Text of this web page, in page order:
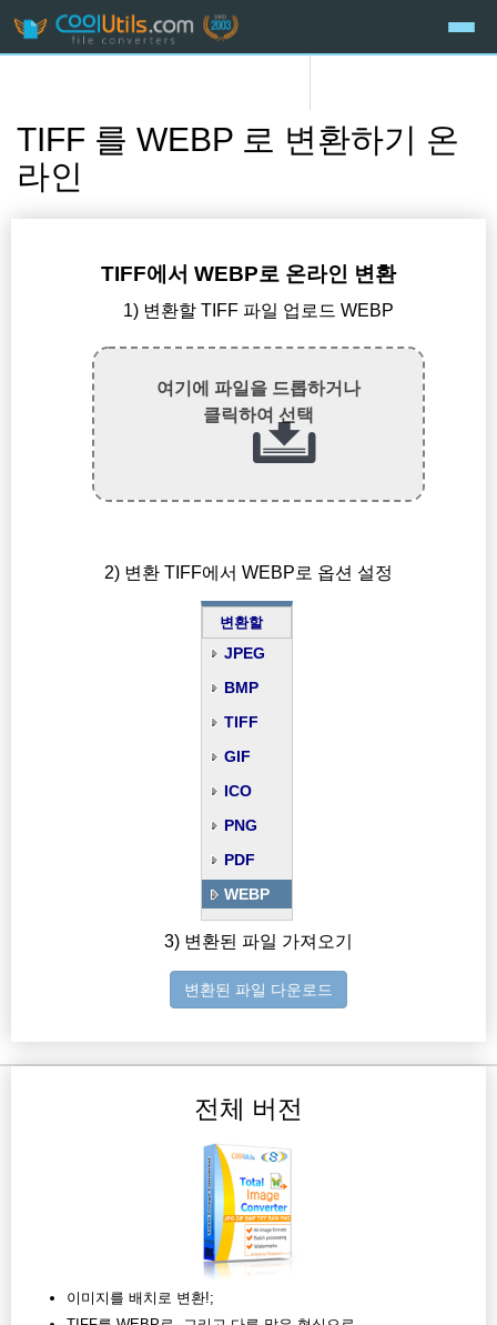
TIFF 를 WEBP 로 변환하기 온
라인
TIFF에서 WEBP로 온라인 변환
1) 변환할 TIFF 파일 업로드 WEBP
여기에 파일을 드롭하거나
클릭하여 선택
2) 변환 TIFF에서 WEBP로 옵션 설정
변환할
JPEG
BMP
TIFF
GIF
ICO
PNG
PDF
WEBP
3) 변환된 파일 가져오기
변환된 파일 다운로드
전체 버전
이미지를 배치로 변환!;